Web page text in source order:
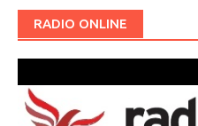
RADIO ONLINE